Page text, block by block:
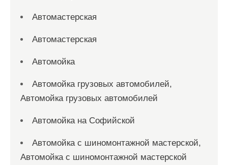
Автомастерская
Автомастерская
Автомойка
Автомойка грузовых автомобилей,
Автомойка грузовых автомобилей
Автомойка на Софийской
Автомойка с шиномонтажной мастерской,
Автомойка с шиномонтажной мастерской